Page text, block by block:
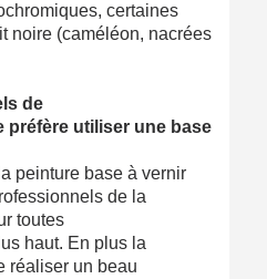
certaines
noire (caméléon, nacrées
de
préfère utiliser une base
peinture base à vernir
de la
toutes
haut. En plus la
réaliser un beau